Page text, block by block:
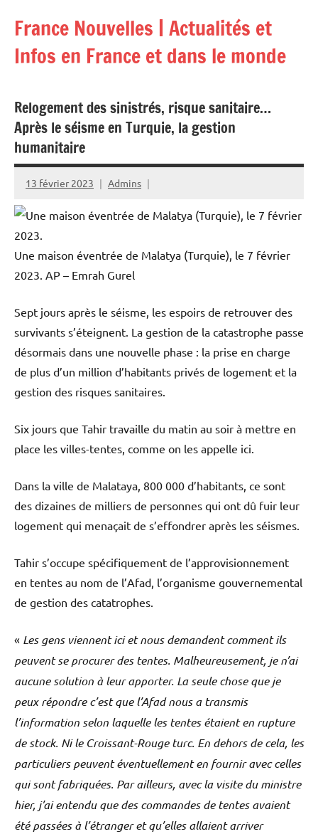
contenu
France Nouvelles | Actualités et
Infos en France et dans le monde
Relogement des sinistrés, risque sanitaire…
Après le séisme en Turquie, la gestion
humanitaire
13 février 2023 Admins
Une maison éventrée de Malatya (Turquie), le 7 février
2023. AP – Emrah Gurel
Sept jours après le séisme, les espoirs de retrouver des
survivants s’éteignent. La gestion de la catastrophe passe
désormais dans une nouvelle phase : la prise en charge
de plus d’un million d’habitants privés de logement et la
gestion des risques sanitaires.
Six jours que Tahir travaille du matin au soir à mettre en
place les villes-tentes, comme on les appelle ici.
Dans la ville de Malataya, 800 000 d’habitants, ce sont
des dizaines de milliers de personnes qui ont dû fuir leur
logement qui menaçait de s’effondrer après les séismes.
Tahir s’occupe spécifiquement de l’approvisionnement
en tentes au nom de l’Afad, l’organisme gouvernemental
de gestion des catatrophes.
« Les gens viennent ici et nous demandent comment ils
peuvent se procurer des tentes. Malheureusement, je n’ai
aucune solution à leur apporter. La seule chose que je
peux répondre c’est que l’Afad nous a transmis
l’information selon laquelle les tentes étaient en rupture
de stock. Ni le Croissant-Rouge turc. En dehors de cela, les
particuliers peuvent éventuellement en fournir avec celles
qui sont fabriquées. Par ailleurs, avec la visite du ministre
hier, j’ai entendu que des commandes de tentes avaient
été passées à l’étranger et qu’elles allaient arriver